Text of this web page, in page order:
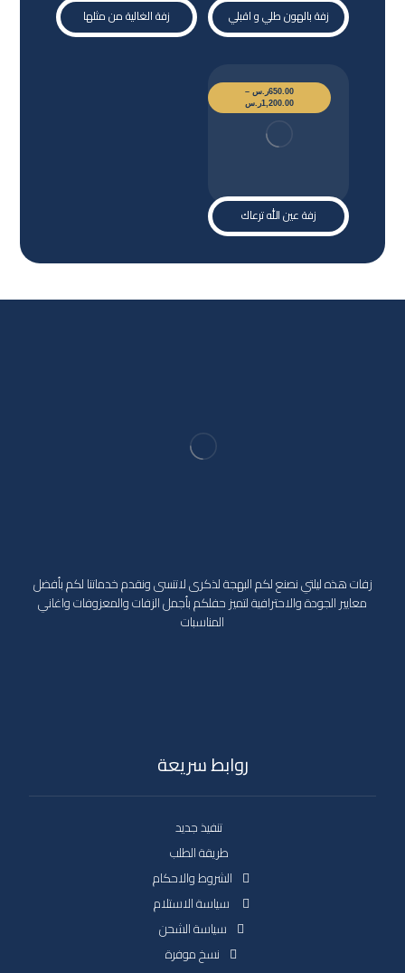
زفة بالهون طلي و اقبلي زفة الغالية من مثلها
زفة عين الله ترعاك
650.00ر.س –
1,200.00ر.س
زفات هذه ليلتي نصنع لكم البهجة لذكرى لاتنسى ونقدم خدماتنا لكم بأفضل
معايير الجودة والاحترافية لتميز حفلكم بأجمل الزفات والمعزوفات واغاني
المناسبات
روابط سريعة
تنفيذ جديد
طريقة الطلب
الشروط والاحكام
سياسة الاستلام
سياسة الشحن
نسخ موفرة